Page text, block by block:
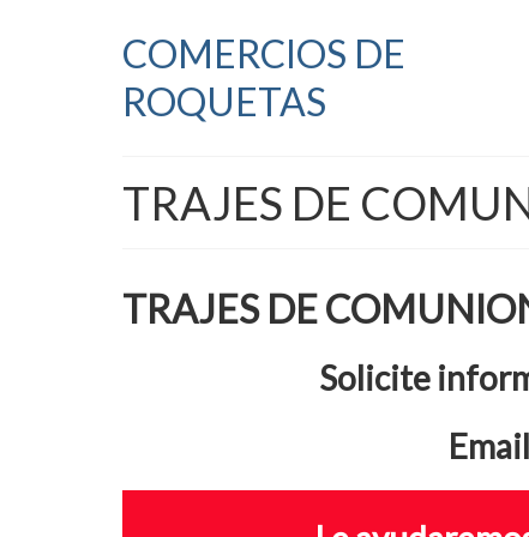
COMERCIOS DE
ROQUETAS
TRAJES DE
TRAJES DE
Solicite